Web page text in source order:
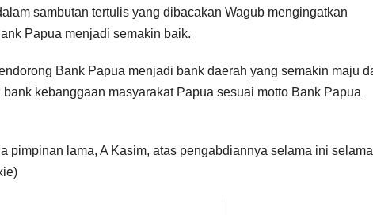
sambutan tertulis yang dibacakan Wagub mengingatkan
Papua menjadi semakin baik.
Bank Papua menjadi bank daerah yang semakin maju
kebanggaan masyarakat Papua sesuai motto Bank Papua
pimpinan lama, A Kasim, atas pengabdiannya selama ini selama